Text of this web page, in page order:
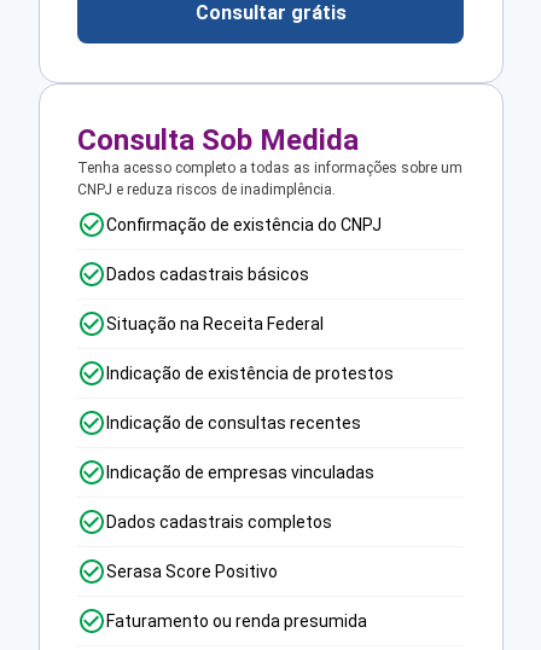
Consultar grátis
Consulta Sob Medida
Tenha acesso completo a todas as informações sobre um
CNPJ e reduza riscos de inadimplência.
Confirmação de existência do CNPJ
Dados cadastrais básicos
Situação na Receita Federal
Indicação de existência de protestos
Indicação de consultas recentes
Indicação de empresas vinculadas
Dados cadastrais completos
Serasa Score Positivo
Faturamento ou renda presumida